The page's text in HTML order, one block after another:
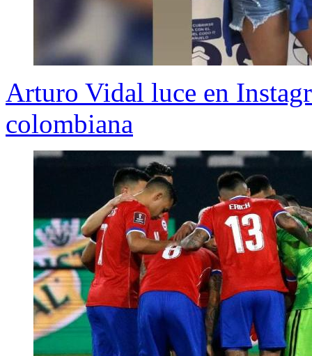
Arturo Vidal luce en
colombiana